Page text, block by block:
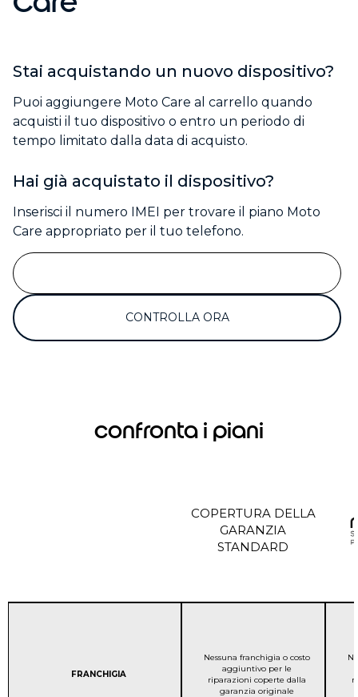
Stai acquistando un nuovo dispositivo?
Puoi aggiungere Moto Care al carrello quando
acquisti il tuo dispositivo o entro un periodo di
tempo limitato dalla data di acquisto.
Hai già acquistato il dispositivo?
Inserisci il numero IMEI per trovare il piano Moto
Care appropriato per il tuo telefono.
CONTROLLA ORA
confronta i piani
Column 1:
FRANCHIGIA
COPERTURA DELLA
GARANZIA
STANDARD
COPERTURA DELLA
Nessuna franchigia o costo
aggiuntivo per le
riparazioni coperte dalla
garanzia originale